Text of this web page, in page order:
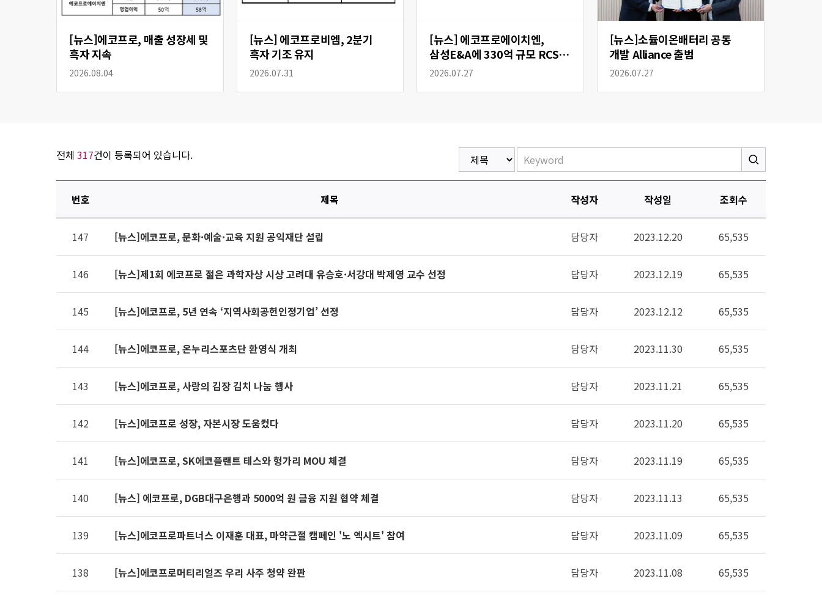
[뉴스]에코프로, 매출 성장세 및
흑자 지속
2026.08.04
[뉴스] 에코프로비엠, 2분기
흑자 기조 유지
2026.07.31
[뉴스] 에코프로에이치엔,
삼성E&A에 330억 규모 RCS
공급
2026.07.27
[뉴스]소듐이온배터리 공동
개발 Alliance 출범
2026.07.27
전체 317건이 등록되어 있습니다.
파일,
제목,
카테고리,
작성일
제공표
번호 제목 작성자 작성일 조회수
147 [뉴스]에코프로, 문화·예술·교육 지원 공익재단 설립 담당자 2023.12.20 65,535
146 [뉴스]제1회 에코프로 젊은 과학자상 시상 고려대 유승호·서강대 박제영 교수 선정 담당자 2023.12.19 65,535
145 [뉴스]에코프로, 5년 연속 ‘지역사회공헌인정기업’ 선정 담당자 2023.12.12 65,535
144 [뉴스]에코프로, 온누리스포츠단 환영식 개최 담당자 2023.11.30 65,535
143 [뉴스]에코프로, 사랑의 김장 김치 나눔 행사 담당자 2023.11.21 65,535
142 [뉴스]에코프로 성장, 자본시장 도움컸다 담당자 2023.11.20 65,535
141 [뉴스]에코프로, SK에코플랜트 테스와 헝가리 MOU 체결 담당자 2023.11.19 65,535
140 [뉴스] 에코프로, DGB대구은행과 5000억 원 금융 지원 협약 체결 담당자 2023.11.13 65,535
139 [뉴스]에코프로파트너스 이재훈 대표, 마약근절 캠페인 '노 엑시트' 참여 담당자 2023.11.09 65,535
138 [뉴스]에코프로머티리얼즈 우리 사주 청약 완판 담당자 2023.11.08 65,535